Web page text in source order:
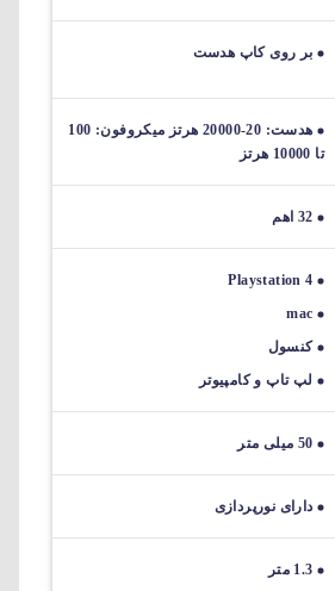
بر روی کاپ هدست
هدست: 20-20000 هرتز میکروفون: 100
تا 10000 هرتز
32 اهم
Playstation 4
mac
کنسول
لپ تاپ و کامپیوتر
50 میلی متر
دارای نورپردازی
1.3 متر